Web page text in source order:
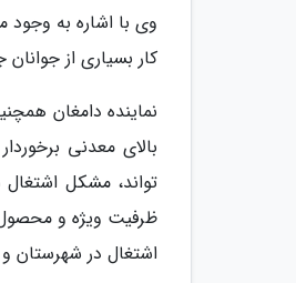
وی با اشاره به وجود
کار بسیاری از
نماینده دامغان
بالای معدنی
تواند، مشکل
ظرفیت ویژه و محصول
اشتغال در شهرستان